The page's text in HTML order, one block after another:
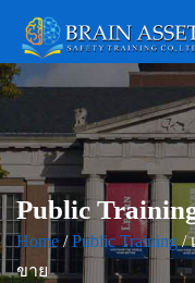
Public
Home /Public Training/
ขาย